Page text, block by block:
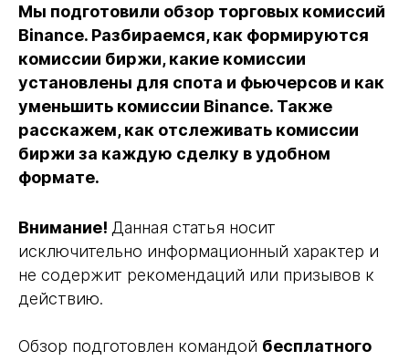
Мы подготовили обзор торговых комиссий
Binance. Разбираемся, как формируются
комиссии биржи, какие комиссии
установлены для спота и фьючерсов и как
уменьшить комиссии Binance. Также
расскажем, как отслеживать комиссии
биржи за каждую сделку в удобном
формате.
Внимание! Данная статья носит
исключительно информационный характер и
не содержит рекомендаций или призывов к
действию.
Обзор подготовлен командой бесплатного